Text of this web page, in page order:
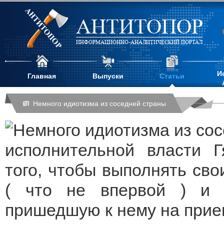
АНТИТОПОР
ИНФОРМАЦИОННО-АНАЛИТИЧЕСКИЙ ПОРТАЛ
Главная Выпуски Статьи
Немного идиотизма из соседней страны
исполнительной
того, чтобы выполнять
( что не впервой ) и
пришедшую к нему на